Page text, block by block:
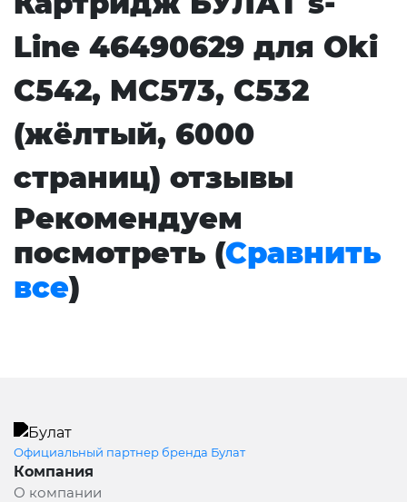
Line 46490629 для Oki
C542, MC573, C532
(жёлтый, 6000
страниц) отзывы
Рекомендуем
посмотреть (Сравнить
все)
Официальный партнер бренда Булат
Компания
О компании